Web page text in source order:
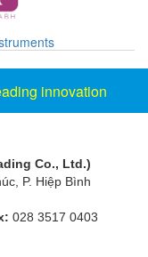
innovation
Co., Ltd.)
P. Hiệp Bình
028 3517 0403